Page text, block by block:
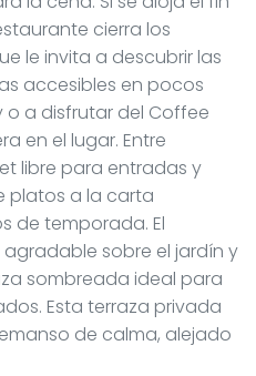
cierra los
le invita a descubrir las
accesibles en pocos
o a disfrutar del Coffee
en el lugar. Entre
libre para entradas y
platos a la carta
de temporada. El
sobre el jardín y
sombreada ideal para
Esta terraza privada
de calma, alejado